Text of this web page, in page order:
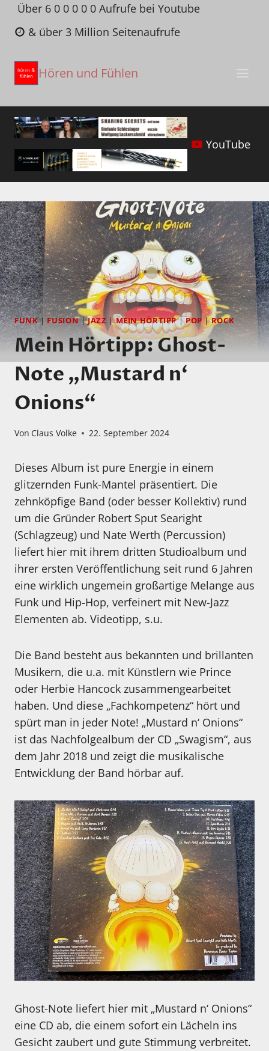
Zum
Inhalt
springen
Über 6 0 0 0 0 0 Aufrufe bei Youtube
& über 3 Million Seitenaufrufe
Hören und Fühlen
YouTube
FUNK|FUSION|JAZZ |MEIN HÖRTIPP|POP|ROCK
Mein Hörtipp: Ghost-
Note „Mustard n‘
Onions“
Von Claus Volke 22. September 2024
Dieses Album ist pure Energie in einem
glitzernden Funk-Mantel präsentiert. Die
zehnköpfige Band (oder besser Kollektiv) rund
um die Gründer Robert Sput Searight
(Schlagzeug) und Nate Werth (Percussion)
liefert hier mit ihrem dritten Studioalbum und
ihrer ersten Veröffentlichung seit rund 6 Jahren
eine wirklich ungemein großartige Melange aus
Funk und Hip-Hop, verfeinert mit New-Jazz
Elementen ab. Videotipp, s.u.
Die Band besteht aus bekannten und brillanten
Musikern, die u.a. mit Künstlern wie Prince
oder Herbie Hancock zusammengearbeitet
haben. Und diese „Fachkompetenz“ hört und
spürt man in jeder Note! „Mustard n‘ Onions“
ist das Nachfolgealbum der CD „Swagism“, aus
dem Jahr 2018 und zeigt die musikalische
Entwicklung der Band hörbar auf.
Ghost-Note liefert hier mit „Mustard n‘ Onions“
eine CD ab, die einem sofort ein Lächeln ins
Gesicht zaubert und gute Stimmung verbreitet.